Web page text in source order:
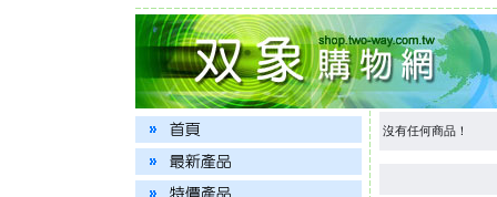
沒有任何商品！